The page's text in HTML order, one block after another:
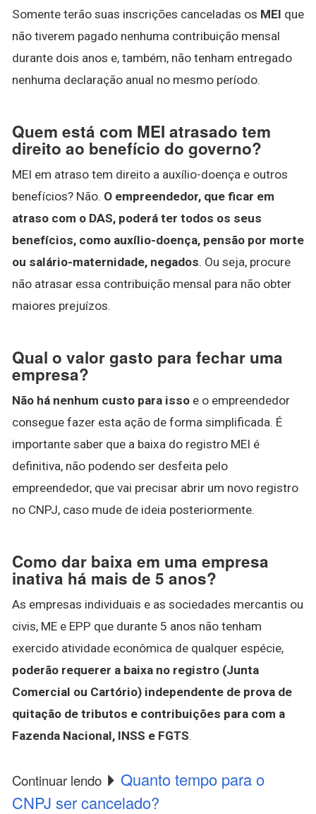
Somente terão suas inscrições canceladas os MEI que
não tiverem pagado nenhuma contribuição mensal
durante dois anos e, também, não tenham entregado
nenhuma declaração anual no mesmo período.
Quem está com MEI atrasado tem
direito ao benefício do governo?
MEI em atraso tem direito a auxílio-doença e outros
benefícios? Não. O empreendedor, que ficar em
atraso com o DAS, poderá ter todos os seus
benefícios, como auxílio-doença, pensão por morte
ou salário-maternidade, negados. Ou seja, procure
não atrasar essa contribuição mensal para não obter
maiores prejuízos.
Qual o valor gasto para fechar uma
empresa?
Não há nenhum custo para isso e o empreendedor
consegue fazer esta ação de forma simplificada. É
importante saber que a baixa do registro MEI é
definitiva, não podendo ser desfeita pelo
empreendedor, que vai precisar abrir um novo registro
no CNPJ, caso mude de ideia posteriormente.
Como dar baixa em uma empresa
inativa há mais de 5 anos?
As empresas individuais e as sociedades mercantis ou
civis, ME e EPP que durante 5 anos não tenham
exercido atividade econômica de qualquer espécie,
poderão requerer a baixa no registro (Junta
Comercial ou Cartório) independente de prova de
quitação de tributos e contribuições para com a
Fazenda Nacional, INSS e FGTS.
Continuar lendo
Quanto tempo para o
CNPJ ser cancelado?